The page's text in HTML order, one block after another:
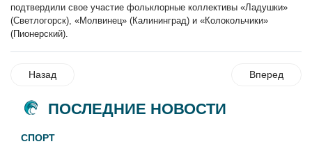
подтвердили свое участие фольклорные коллективы «Ладушки»
(Светлогорск), «Молвинец» (Калининград) и «Колокольчики»
(Пионерский).
Назад Вперед
ПОСЛЕДНИЕ НОВОСТИ
СПОРТ